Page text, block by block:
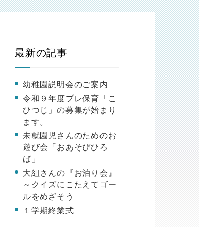
最新の記事
幼稚園説明会のご案内
令和９年度プレ保育「こ
ひつじ」の募集が始まり
ます。
未就園児さんのためのお
遊び会「おあそびひろ
ば」
大組さんの『お泊り会』
～クイズにこたえてゴー
ルをめざそう
１学期終業式